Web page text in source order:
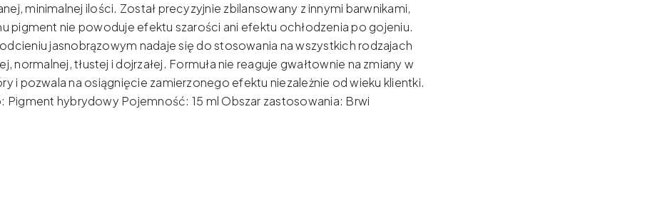
minimalnej ilości. Został precyzyjnie zbilansowany z innymi barwnikami,
pigment nie powoduje efektu szarości ani efektu ochłodzenia po gojeniu.
jasnobrązowym nadaje się do stosowania na wszystkich rodzajach
normalnej, tłustej i dojrzałej. Formuła nie reaguje gwałtownie na zmiany w
i pozwala na osiągnięcie zamierzonego efektu niezależnie od wieku klientki.
Pigment hybrydowy Pojemność: 15 ml Obszar zastosowania: Brwi